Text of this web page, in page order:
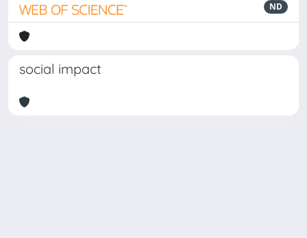
ND
social impact